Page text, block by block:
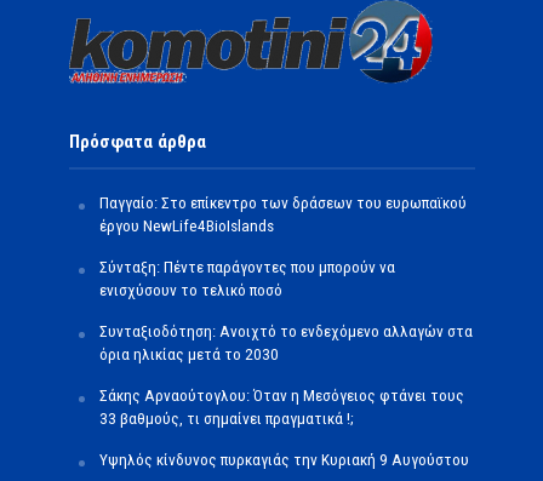
Πρόσφατα άρθρα
Παγγαίο: Στο επίκεντρο των δράσεων του ευρωπαϊκού
έργου NewLife4BioIslands
Σύνταξη: Πέντε παράγοντες που μπορούν να
ενισχύσουν το τελικό ποσό
Συνταξιοδότηση: Ανοιχτό το ενδεχόμενο αλλαγών στα
όρια ηλικίας μετά το 2030
Σάκης Αρναούτογλου: Όταν η Μεσόγειος φτάνει τους
33 βαθμούς, τι σημαίνει πραγματικά !;
Υψηλός κίνδυνος πυρκαγιάς την Κυριακή 9 Αυγούστου